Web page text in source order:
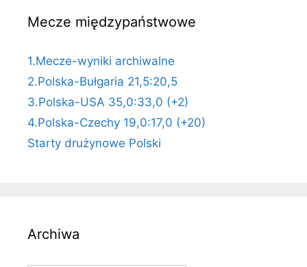
Mecze międzypaństwowe
1.Mecze-wyniki archiwalne
2.Polska-Bułgaria 21,5:20,5
3.Polska-USA 35,0:33,0 (+2)
4.Polska-Czechy 19,0:17,0 (+20)
Starty drużynowe Polski
Archiwa